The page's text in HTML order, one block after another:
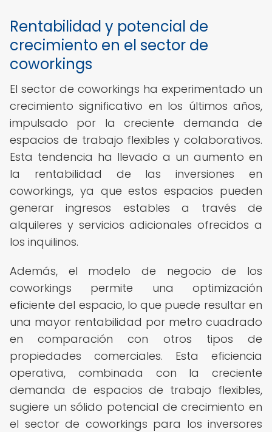
Rentabilidad y potencial de
crecimiento en el sector de
coworkings
El sector de coworkings ha experimentado un
crecimiento significativo en los últimos años,
impulsado por la creciente demanda de
espacios de trabajo flexibles y colaborativos.
Esta tendencia ha llevado a un aumento en
la rentabilidad de las inversiones en
coworkings, ya que estos espacios pueden
generar ingresos estables a través de
alquileres y servicios adicionales ofrecidos a
los inquilinos.
Además, el modelo de negocio de los
coworkings permite una optimización
eficiente del espacio, lo que puede resultar en
una mayor rentabilidad por metro cuadrado
en comparación con otros tipos de
propiedades comerciales. Esta eficiencia
operativa, combinada con la creciente
demanda de espacios de trabajo flexibles,
sugiere un sólido potencial de crecimiento en
el sector de coworkings para los inversores